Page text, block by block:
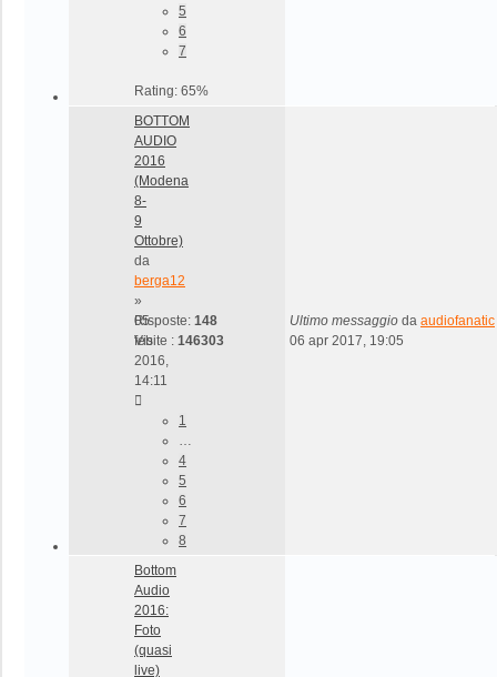
5
6
7
Rating: 65%
BOTTOM
AUDIO
2016
(Modena
8-
9
Ottobre)
da
berga12
»
05
feb
2016,
14:11
1
4
5
6
7
8
Risposte: 148
Visite : 146303
Ultimo messaggio da audiofanatic
06 apr 2017, 19:05
Bottom
Audio
2016:
Foto
(quasi
live)